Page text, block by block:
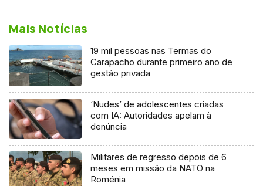
Mais Notícias
19 mil pessoas nas Termas do
Carapacho durante primeiro ano de
gestão privada
‘Nudes’ de adolescentes criadas
com IA: Autoridades apelam à
denúncia
Militares de regresso depois de 6
meses em missão da NATO na
Roménia